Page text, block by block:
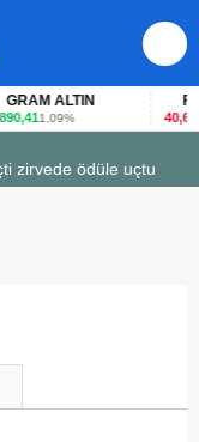
GRAM ALTIN
1,09%
FAİZ
40,65-
zirvede ödüle uçtu